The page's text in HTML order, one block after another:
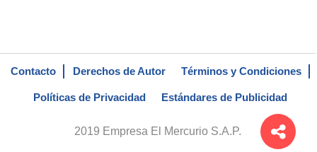
Contacto Derechos de Autor Términos y Condiciones
Políticas de Privacidad Estándares de Publicidad
2019 Empresa El Mercurio S.A.P.